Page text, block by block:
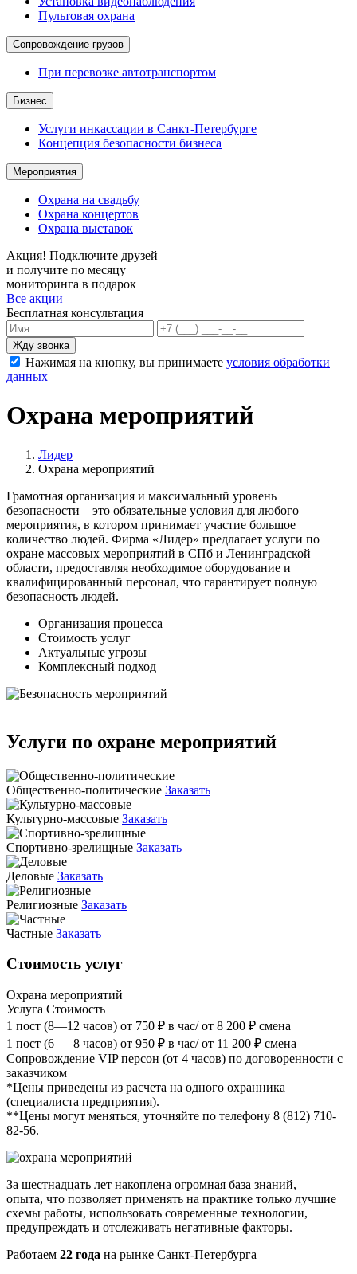
Пультовая охрана
Сопровождение грузов
При перевозке автотранспортом
Бизнес
Услуги инкассации в Санкт-Петербурге
Концепция безопасности бизнеса
Мероприятия
Охрана на свадьбу
Охрана концертов
Охрана выставок
Скидки на годовое обслуживание охранной сигнализации!
Все акции
Бесплатная консультация
Жду звонка
Нажимая на кнопку, вы принимаете условия обработки
данных
Охрана мероприятий
Лидер
Охрана мероприятий
Грамотная организация и максимальный уровень
безопасности – это обязательные условия для любого
мероприятия, в котором принимает участие большое
количество людей. Фирма «Лидер» предлагает услуги по
охране массовых мероприятий в СПб и Ленинградской
области, предоставляя необходимое оборудование и
квалифицированный персонал, что гарантирует полную
безопасность людей.
Организация процесса
Стоимость услуг
Актуальные угрозы
Комплексный подход
Услуги по охране мероприятий
Общественно-политические Заказать
Культурно-массовые Заказать
Спортивно-зрелищные Заказать
Деловые Заказать
Религиозные Заказать
Частные Заказать
Стоимость услуг
Охрана мероприятий
Услуга Стоимость
1 пост (8—12 часов) от 750 ₽ в час/ от 8 200 ₽ смена
1 пост (6 — 8 часов) от 950 ₽ в час/ от 11 200 ₽ смена
Сопровождение VIP персон (от 4 часов) по договоренности с
заказчиком
*Цены приведены из расчета на одного охранника
(специалиста предприятия).
**Цены могут меняться, уточняйте по телефону 8 (812) 710-
82-56.
За шестнадцать лет накоплена огромная база знаний,
опыта, что позволяет применять на практике только лучшие
схемы работы, использовать современные технологии,
предупреждать и отслеживать негативные факторы.
Работаем 22 года на рынке Санкт-Петербурга